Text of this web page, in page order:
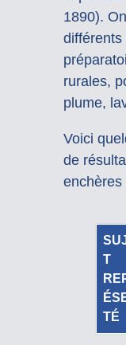
1890).
différents
rurales,
plume,
Voici
de
enchères
T
TÉ